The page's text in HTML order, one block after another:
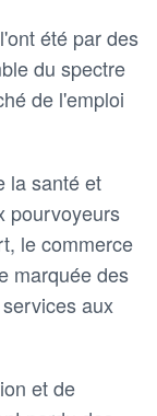
été par des
du spectre
de l'emploi
la santé et
pourvoyeurs
le commerce
marquée des
aux
et de